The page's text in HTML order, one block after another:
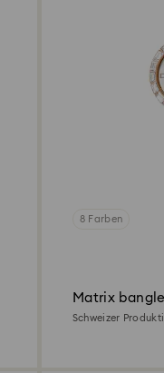
8 Farben
Matrix
Schweizer